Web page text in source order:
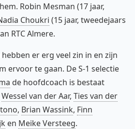
Robin Mesman (17 jaar,
Choukri (15 jaar, tweedejaars
RTC Almere.
hebben er erg veel zin in en zijn
ervoor te gaan. De S-1 selectie
de hoofdcoach is bestaat
Wessel van der Aar, Ties van der
, Brian Wassink, Finn
en Meike Versteeg.